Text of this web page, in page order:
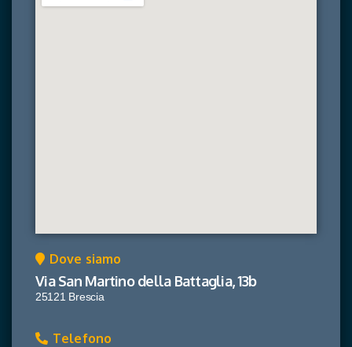
Dove siamo
Via San Martino della Battaglia, 13b
25121 Brescia
Telefono